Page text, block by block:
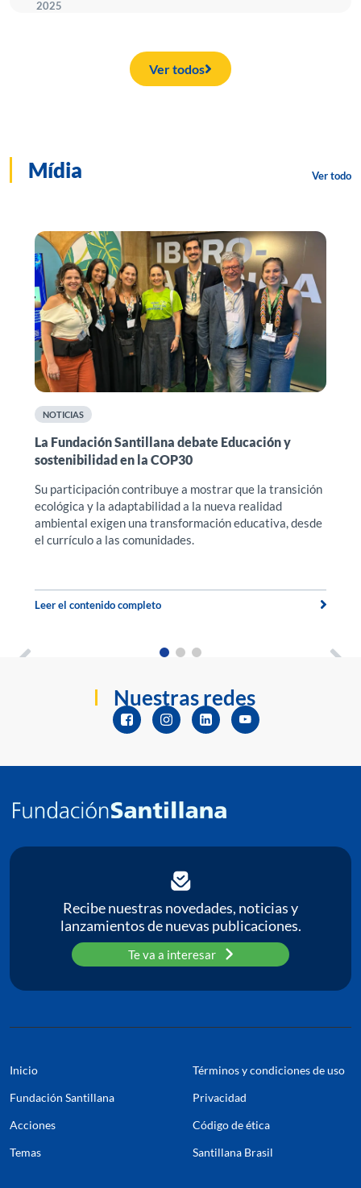
2025
Ver todos
Mídia Ver todo
NOTICIAS
La Fundación Santillana debate Educación y
sostenibilidad en la COP30
Su participación contribuye a mostrar que la transición
ecológica y la adaptabilidad a la nueva realidad
ambiental exigen una transformación educativa, desde
el currículo a las comunidades.
Leer el contenido completo
Nuestras redes
Recibe nuestras novedades, noticias y
lanzamientos de nuevas publicaciones.
Te va a interesar
Inicio
Fundación Santillana
Acciones
Temas
Términos y condiciones de uso
Privacidad
Código de ética
Santillana Brasil